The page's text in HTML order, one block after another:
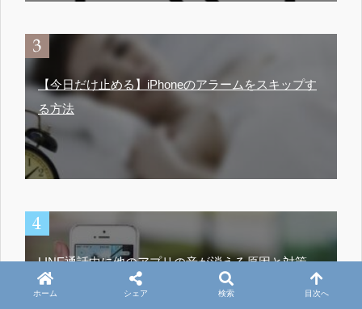
【今日だけ止める】iPhoneのアラームをスキップす
る方法
LINE通話中に他のアプリの音が消える原因と対策
（iPhoneX）
ホーム シェア 検索 目次へ